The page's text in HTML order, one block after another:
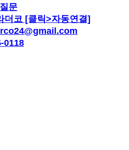
문
더코 [클릭>자동연결]
0118